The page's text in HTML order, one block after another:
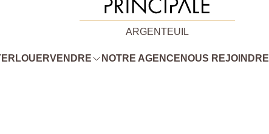
ARGENTEUIL
LOUERVENDRE NOTRE AGENCE NOUS REJOINDRE